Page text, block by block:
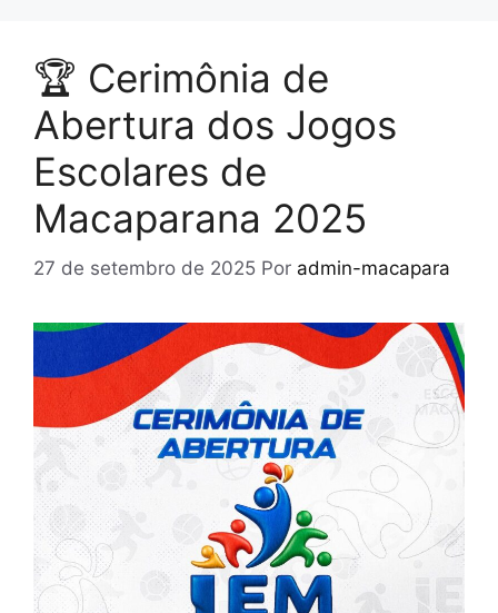
🏆 Cerimônia de
Abertura dos Jogos
Escolares de
Macaparana 2025
27 de setembro de 2025 Por admin-macapara